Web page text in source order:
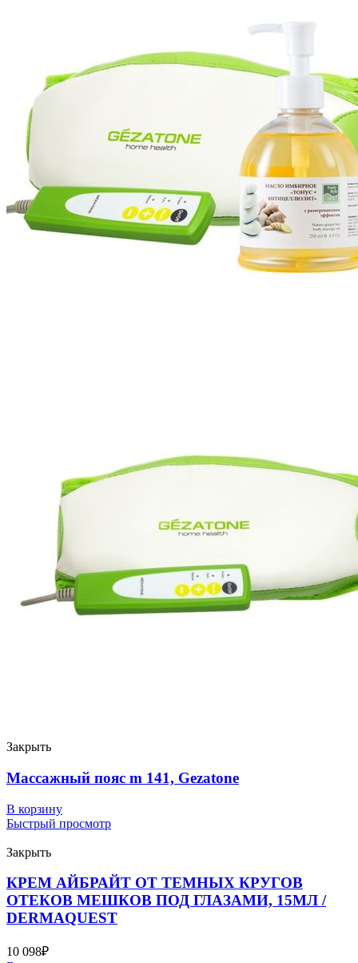
Закрыть
Массажный пояс m 141, Gezatone
В корзину
Быстрый просмотр
Закрыть
КРЕМ АЙБРАЙТ ОТ ТЕМНЫХ КРУГОВ
ОТЕКОВ МЕШКОВ ПОД ГЛАЗАМИ, 15МЛ /
DERMAQUEST
10 098₽